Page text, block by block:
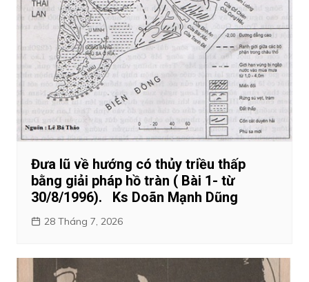
Đưa lũ về hướng có thủy triều thấp
bằng giải pháp hồ tràn ( Bài 1- từ
30/8/1996). Ks Doãn Mạnh Dũng
28 Tháng 7, 2026